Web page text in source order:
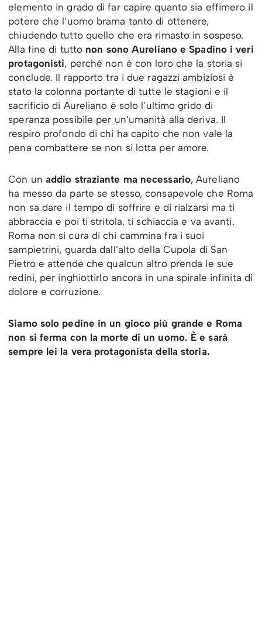
elemento in grado di far capire quanto sia effimero il
potere che l’uomo brama tanto di ottenere,
chiudendo tutto quello che era rimasto in sospeso.
Alla fine di tutto non sono Aureliano e Spadino i veri
protagonisti, perché non è con loro che la storia si
conclude. Il rapporto tra i due ragazzi ambiziosi è
stato la colonna portante di tutte le stagioni e il
sacrificio di Aureliano è solo l’ultimo grido di
speranza possibile per un’umanità alla deriva. Il
respiro profondo di chi ha capito che non vale la
pena combattere se non si lotta per amore.
Con un addio straziante ma necessario, Aureliano
ha messo da parte se stesso, consapevole che Roma
non sa dare il tempo di soffrire e di rialzarsi ma ti
abbraccia e poi ti stritola, ti schiaccia e va avanti.
Roma non si cura di chi cammina fra i suoi
sampietrini, guarda dall’alto della Cupola di San
Pietro e attende che qualcun altro prenda le sue
redini, per inghiottirlo ancora in una spirale infinita di
dolore e corruzione.
Siamo solo pedine in un gioco più grande e Roma
non si ferma con la morte di un uomo. È e sarà
sempre lei la vera protagonista della storia.